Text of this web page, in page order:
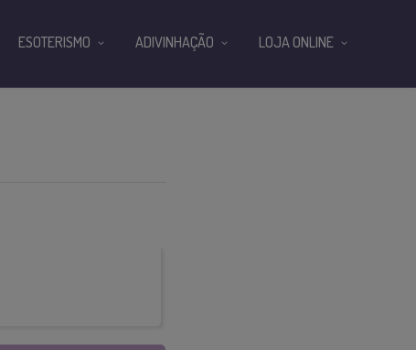
ESOTERISMO ADIVINHAÇÃO LOJA ONLINE